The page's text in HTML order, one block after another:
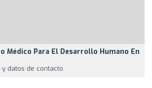
Médico Para El Desarrollo Humano En
datos de contacto